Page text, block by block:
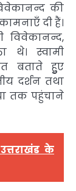
की
दी हैं।
थे। स्वामी
बताते हुुए
दर्शन तथा
तक पहुंचाने
के